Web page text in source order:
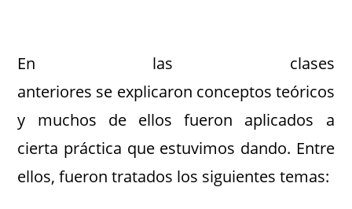
En las clases
anteriores se explicaron conceptos teóricos
y muchos de ellos fueron aplicados a
cierta práctica que estuvimos dando. Entre
ellos, fueron tratados los siguientes temas: